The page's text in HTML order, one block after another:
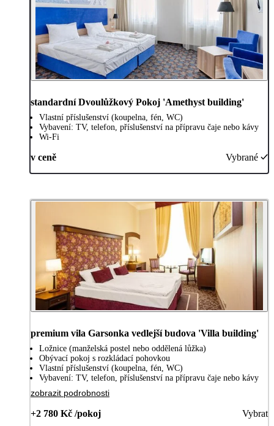
standardní Dvoulůžkový Pokoj 'Amethyst building'
Vlastní příslušenství (koupelna, fén, WC)
Vybavení: TV, telefon, příslušenství na přípravu čaje nebo kávy
Wi-Fi
v ceně Vybrané
premium vila Garsonka vedlejší budova 'Villa building'
Ložnice (manželská postel nebo oddělená lůžka)
Obývací pokoj s rozkládací pohovkou
Vlastní příslušenství (koupelna, fén, WC)
Vybavení: TV, telefon, příslušenství na přípravu čaje nebo kávy
zobrazit podrobnosti
+2 780 Kč /pokoj Vybrat